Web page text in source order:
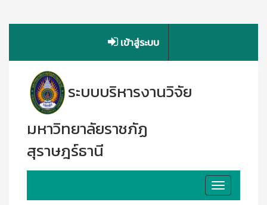
เข้าสู่ระบบ
ระบบบริหารงานวิจัย
มหาวิทยาลัยราชภัฏ
สุราษฎร์ธานี
Toggle
navigation